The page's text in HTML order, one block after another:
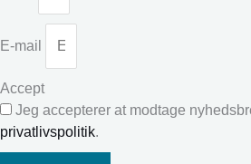
E-mail
Accept
Jeg accepterer at modtage
privatlivspolitik.